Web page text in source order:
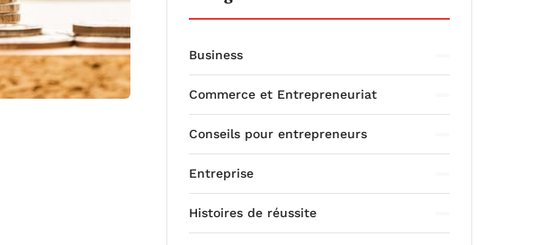
Business
Commerce et Entrepreneuriat
Conseils pour entrepreneurs
Entreprise
Histoires de réussite